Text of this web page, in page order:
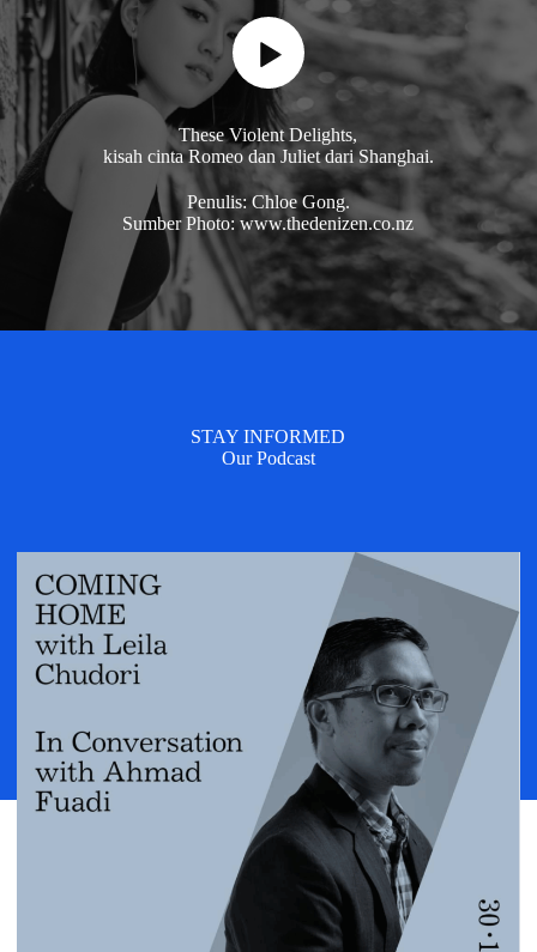
These Violent Delights,
kisah cinta Romeo dan Juliet dari Shanghai.
Penulis: Chloe Gong.
Sumber Photo: www.thedenizen.co.nz
STAY INFORMED
Our Podcast